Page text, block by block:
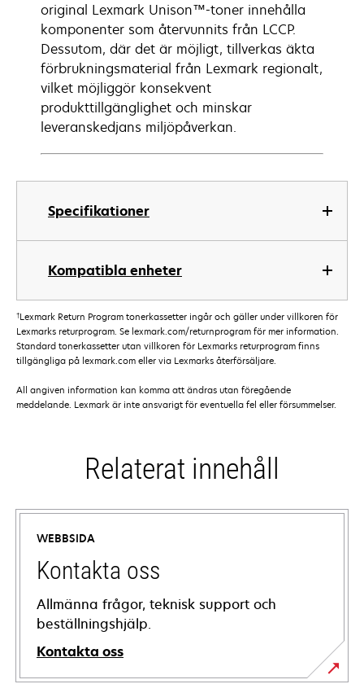
Specifikationer
Kompatibla enheter
original Lexmark Unison™-toner innehålla
komponenter som återvunnits från LCCP.
Dessutom, där det är möjligt, tillverkas äkta
förbrukningsmaterial från Lexmark regionalt,
vilket möjliggör konsekvent
produkttillgänglighet och minskar
leveranskedjans miljöpåverkan.
†Lexmark Return Program tonerkassetter ingår och gäller under villkoren för
Lexmarks returprogram. Se lexmark.com/returnprogram för mer information.
Standard tonerkassetter utan villkoren för Lexmarks returprogram finns
tillgängliga på lexmark.com eller via Lexmarks återförsäljare.
All angiven information kan komma att ändras utan föregående
meddelande. Lexmark är inte ansvarigt för eventuella fel eller försummelser.
Relaterat innehåll
WEBBSIDA
Kontakta oss
Allmänna frågor, teknisk support och
beställningshjälp.
Kontakta oss